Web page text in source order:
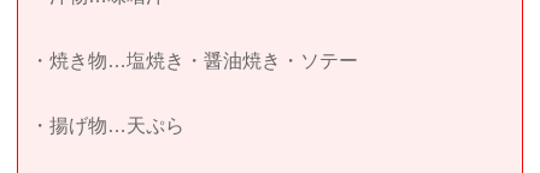
・焼き物…塩焼き・醤油焼き・ソテー
・揚げ物…天ぷら